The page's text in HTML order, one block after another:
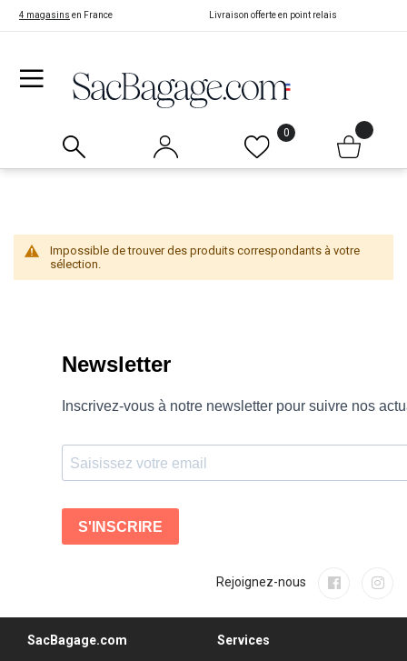
4 magasins en France Livraison offerte en point relais
0
Impossible de trouver des produits correspondants à votre
sélection.
Rejoignez-nous
SacBagage.com
Services